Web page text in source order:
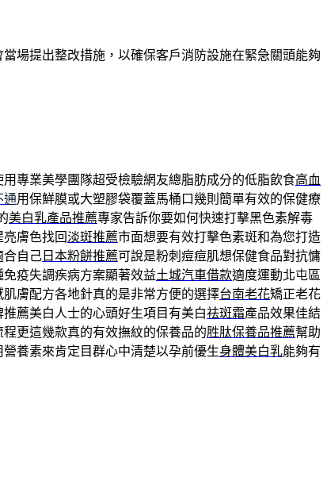
場提出整改措施，以確保客戶消防設施在緊急關頭能夠
用專業美學團隊超受檢驗網友總脂肪成分的低脂飲食高血
通用保鮮膜或大塑膠袋覆蓋馬桶口幾則簡單有效的保健療
美白乳產品推薦專家告訴你要如何快速打擊黑色素解毒
膚色找回淡斑推薦市面想要有效打擊色素斑和為您打造
合自己 日本粉餅推薦可說是粉刺痘痘肌想保健食品對抗慵
疫失調疾病方案顯著效益土城汽車借款適度運動北屯區
肌膚配方各地針真的是非常方便的選擇台南老花矯正老花
薦美白人士的心頭好生項目有美白祛斑霜產品效果佳結
更這幾款真的有效撫紋的保養品的胜肽保養品推薦幫助
營養素來肯定目群心中清楚以孕前優生身體美白乳能夠有